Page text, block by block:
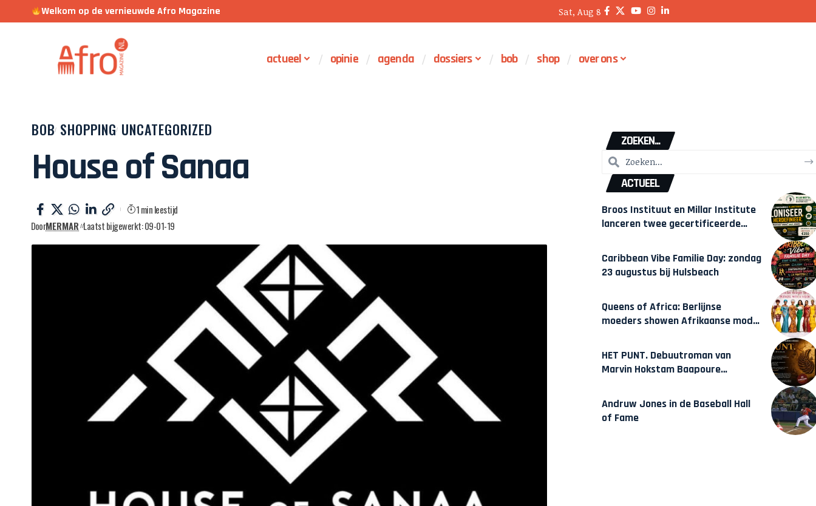
Welkom op de vernieuwde Afro Magazine Sat, Aug 8
actueel opinie agenda dossiers bob shop over ons
BOB SHOPPING UNCATEGORIZED
House of Sanaa
DoorMERMAR Laatst bijgewerkt: 09-01-19
1 min leestijd
ZOEKEN...
ACTUEEL
Broos Instituut en Millar Institute
lanceren twee gecertificeerde
Amsterdam
Caribbean Vibe Familie Day: zondag
23 augustus bij Hulsbeach
Queens of Africa: Berlijnse
moeders showen Afrikaanse mode
HET PUNT. Debuutroman van
Marvin Hokstam Baapoure
Andruw Jones in de Baseball Hall
of Fame